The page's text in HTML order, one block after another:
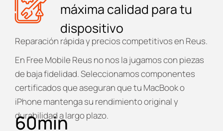
máxima calidad para tu
dispositivo
Reparación rápida y precios competitivos en Reus.
En Free Mobile Reus no nos la jugamos con piezas
de baja fidelidad. Seleccionamos componentes
certificados que aseguran que tu MacBook o
iPhone mantenga su rendimiento original y
durabilidad a largo plazo.
60min